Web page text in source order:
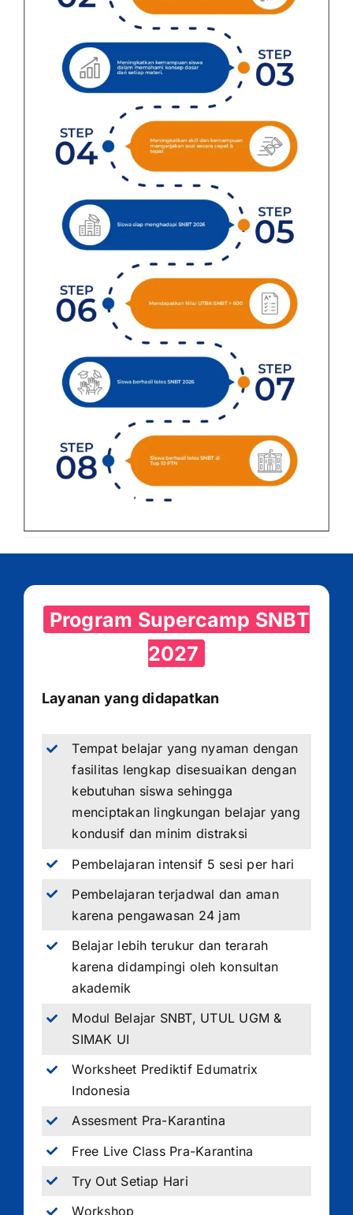
Program Supercamp SNBT
2027
Layanan yang didapatkan
Tempat belajar yang nyaman dengan
fasilitas lengkap disesuaikan dengan
kebutuhan siswa sehingga
menciptakan lingkungan belajar yang
kondusif dan minim distraksi
Pembelajaran intensif 5 sesi per hari
Pembelajaran terjadwal dan aman
karena pengawasan 24 jam
Belajar lebih terukur dan terarah
karena didampingi oleh konsultan
akademik
Modul Belajar SNBT, UTUL UGM &
SIMAK UI
Worksheet Prediktif Edumatrix
Indonesia
Assesment Pra-Karantina
Free Live Class Pra-Karantina
Try Out Setiap Hari
Workshop